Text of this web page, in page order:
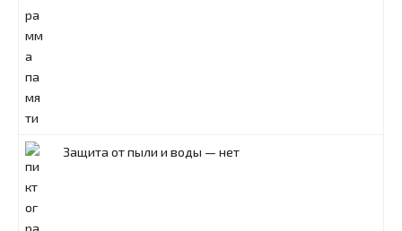
Защита от пыли и воды — нет